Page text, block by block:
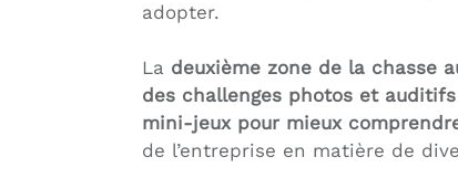
adopter.
La deuxième zone de la chasse
des challenges photos et auditifs
mini-jeux pour mieux
de l’entreprise en matière de